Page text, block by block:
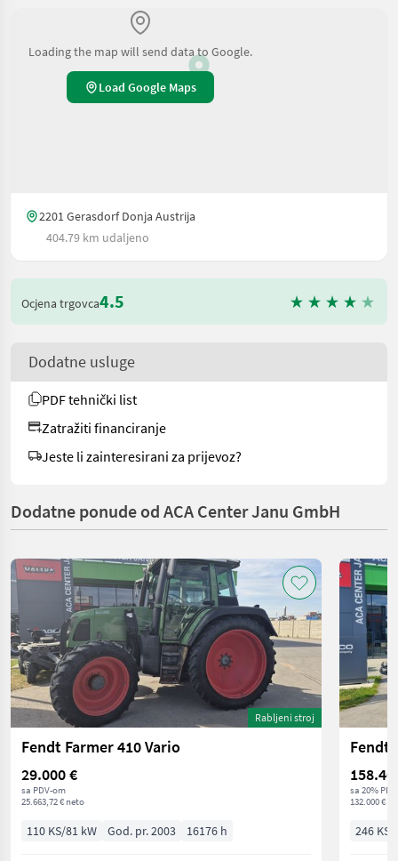
Loading the map will send data to Google.
Load Google Maps
2201 Gerasdorf Donja Austrija
404.79 km udaljeno
Ocjena trgovca4.5
Dodatne usluge
PDF tehnički list
Zatražiti financiranje
Jeste li zainteresirani za prijevoz?
Dodatne ponude od ACA Center Janu GmbH
Rabljeni stroj
Fendt Farmer 410 Vario
29.000 €
sa PDV-om
25.663,72 € neto
110 KS/81 kW God. pr. 2003 16176 h
Fendt
sa 20%
132.000 €
246 KS/